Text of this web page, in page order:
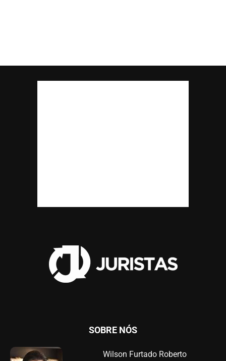
SOBRE NÓS
Wilson Furtado Roberto